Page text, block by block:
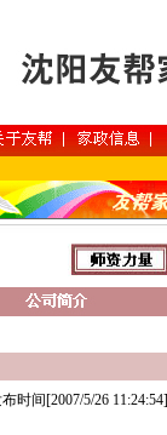
布时间[2007/5/26